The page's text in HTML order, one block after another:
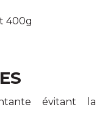
400g
évitant la